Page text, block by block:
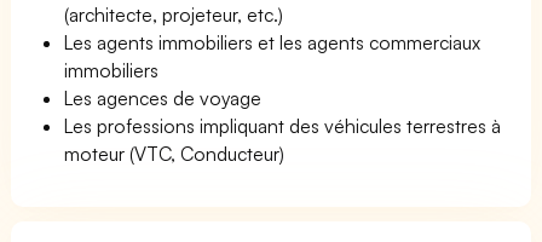
(architecte, projeteur, etc.)
Les agents immobiliers et les agents commerciaux
immobiliers
Les agences de voyage
Les professions impliquant des véhicules terrestres à
moteur (VTC, Conducteur)